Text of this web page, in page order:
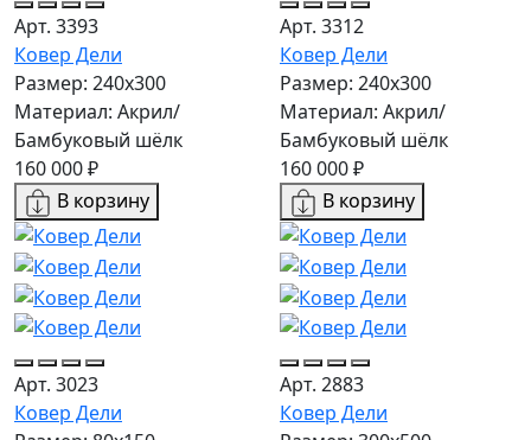
Арт. 3393
Ковер Дели
Размер: 240х300
Материал: Акрил/
Бамбуковый шёлк
160 000 ₽
В корзину
Арт. 3312
Ковер Дели
Размер: 240х300
Материал: Акрил/
Бамбуковый шёлк
160 000 ₽
В корзину
Арт. 3023
Ковер Дели
Арт. 2883
Ковер Дели